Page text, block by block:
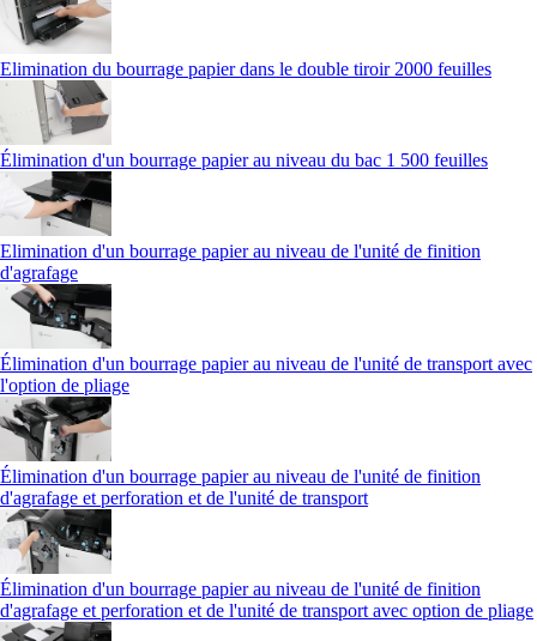
Elimination du bourrage papier dans le double tiroir 2000 feuilles
Élimination d'un bourrage papier au niveau du bac 1 500 feuilles
Elimination d'un bourrage papier au niveau de l'unité de finition
d'agrafage
Élimination d'un bourrage papier au niveau de l'unité de transport avec
l'option de pliage
Élimination d'un bourrage papier au niveau de l'unité de finition
d'agrafage et perforation et de l'unité de transport
Élimination d'un bourrage papier au niveau de l'unité de finition
d'agrafage et perforation et de l'unité de transport avec option de pliage